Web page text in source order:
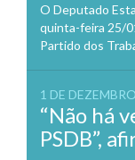
O Deputado
quinta-feira 25/
Partido dos
1 DE
“Não há
PSDB”,